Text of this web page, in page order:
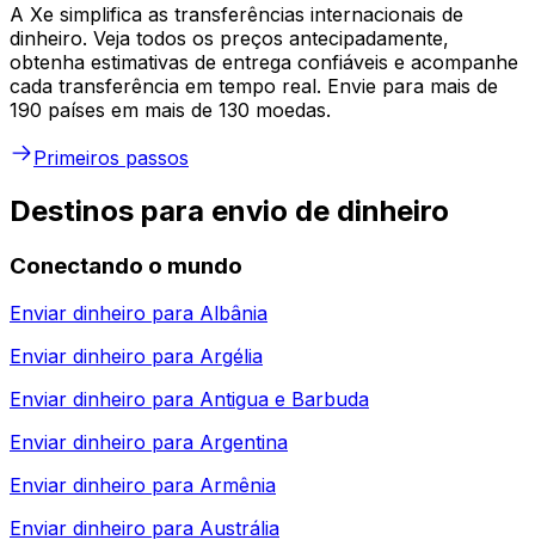
A Xe simplifica as transferências internacionais de
dinheiro. Veja todos os preços antecipadamente,
obtenha estimativas de entrega confiáveis e acompanhe
cada transferência em tempo real. Envie para mais de
190 países em mais de 130 moedas.
Primeiros passos
Destinos para envio de dinheiro
Conectando o mundo
Enviar dinheiro para Albânia
Enviar dinheiro para Argélia
Enviar dinheiro para Antigua e Barbuda
Enviar dinheiro para Argentina
Enviar dinheiro para Armênia
Enviar dinheiro para Austrália